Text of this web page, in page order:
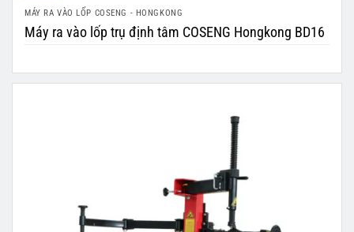
MÁY RA VÀO LỐP COSENG - HONGKONG
Máy ra vào lốp trụ định tâm COSENG Hongkong BD16